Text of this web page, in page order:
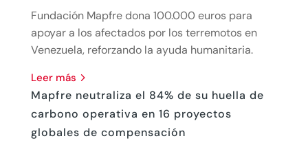
Fundación Mapfre dona 100.000 euros para
apoyar a los afectados por los terremotos en
Venezuela, reforzando la ayuda humanitaria.
leer más
Mapfre neutraliza el 84% de su huella de
carbono operativa en 16 proyectos
globales de compensación